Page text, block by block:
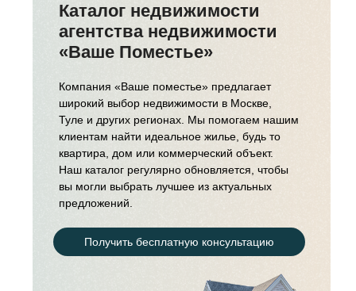
Каталог
Услуги агенства
Компания «Ваше поместье» предлагает
широкий выбор недвижимости в Москве,
Туле и других регионах. Мы помогаем нашим
клиентам найти идеальное жилье, будь то
квартира, дом или коммерческий объект.
Наш каталог регулярно обновляется, чтобы
вы могли выбрать лучшее из актуальных
предложений.
Каталог недвижимости
агентства недвижимости
«Ваше Поместье»
Получить бесплатную консультацию